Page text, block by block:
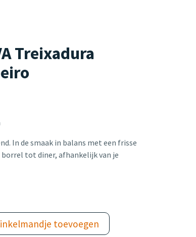
Treixadura
In de smaak in balans met een frisse
tot diner, afhankelijk van je
toevoegen